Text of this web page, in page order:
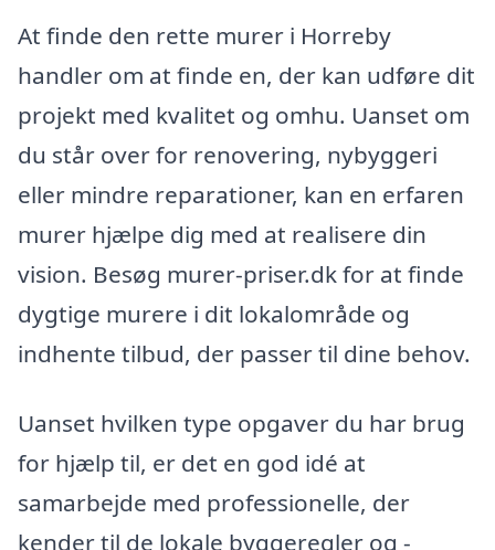
At finde den rette murer i Horreby
handler om at finde en, der kan udføre dit
projekt med kvalitet og omhu. Uanset om
du står over for renovering, nybyggeri
eller mindre reparationer, kan en erfaren
murer hjælpe dig med at realisere din
vision. Besøg murer-priser.dk for at finde
dygtige murere i dit lokalområde og
indhente tilbud, der passer til dine behov.
Uanset hvilken type opgaver du har brug
for hjælp til, er det en god idé at
samarbejde med professionelle, der
kender til de lokale byggeregler og -